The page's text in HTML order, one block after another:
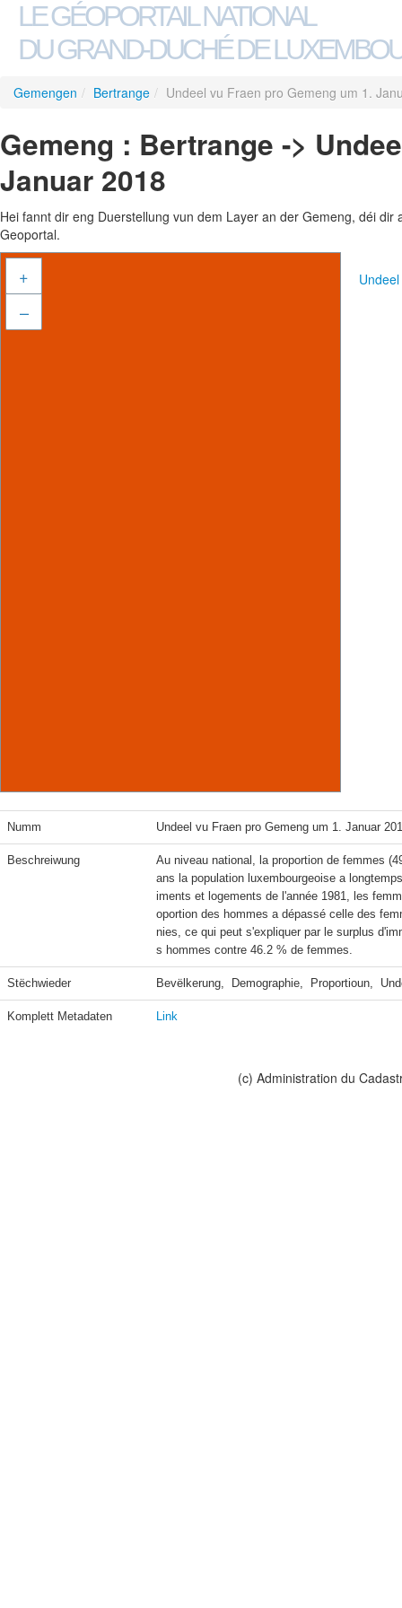
LE GÉOPORTAIL NATIONAL
DU GRAND-DUCHÉ DE
Gemengen / Bertrange / Undeel vu Fraen pro Gemeng um 1.
Gemeng : Bertrange ->
Januar 2018
Hei fannt dir eng Duerstellung vun dem Layer an der Gemeng, déi
Geoportal.
+
–
Numm Undeel vu Fraen pro Gemeng um 1. Januar
Beschreiwung
Au niveau national, la proportion de femmes
ans la population luxembourgeoise a
iments et logements de l'année 1981, les
oportion des hommes a dépassé celle des
nies, ce qui peut s'expliquer par le surplus
s hommes contre 46.2 % de femmes.
Stëchwieder Bevëlkerung,  Demographie,  Proportioun,
Komplett Metadaten Link
(c) Administration du